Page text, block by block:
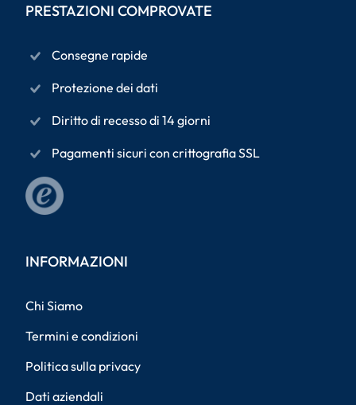
PRESTAZIONI COMPROVATE
Consegne rapide
Protezione dei dati
Diritto di recesso di 14 giorni
Pagamenti sicuri con crittografia SSL
INFORMAZIONI
Chi Siamo
Termini e condizioni
Politica sulla privacy
Dati aziendali